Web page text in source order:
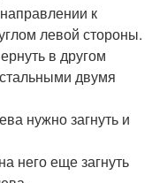
к
левой стороны.
в другом
двумя
нужно загнуть и
него еще загнуть